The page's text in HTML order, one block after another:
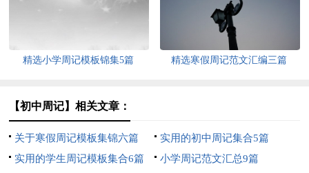
精选小学周记模板锦集5篇 精选寒假周记范文汇编三篇
【初中周记】相关文章：
关于寒假周记模板集锦六篇
实用的初中周记集合5篇
实用的学生周记模板集合6篇
小学周记范文汇总9篇